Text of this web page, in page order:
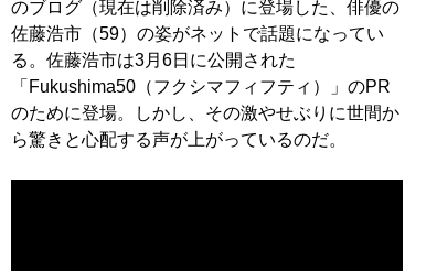
のブログ（現在は削除済み）に登場した、俳優の
佐藤浩市（59）の姿がネットで話題になってい
る。佐藤浩市は3月6日に公開された
「Fukushima50（フクシマフィフティ）」のPR
のために登場。しかし、その激やせぶりに世間か
ら驚きと心配する声が上がっているのだ。